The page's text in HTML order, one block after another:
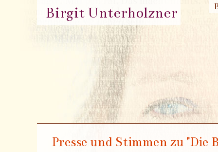
Birgit Unterholzner
Presse und Stimmen zu "Die